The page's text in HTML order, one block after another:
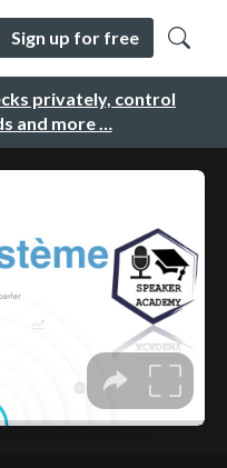
privately, control
and more …
Sign up for free